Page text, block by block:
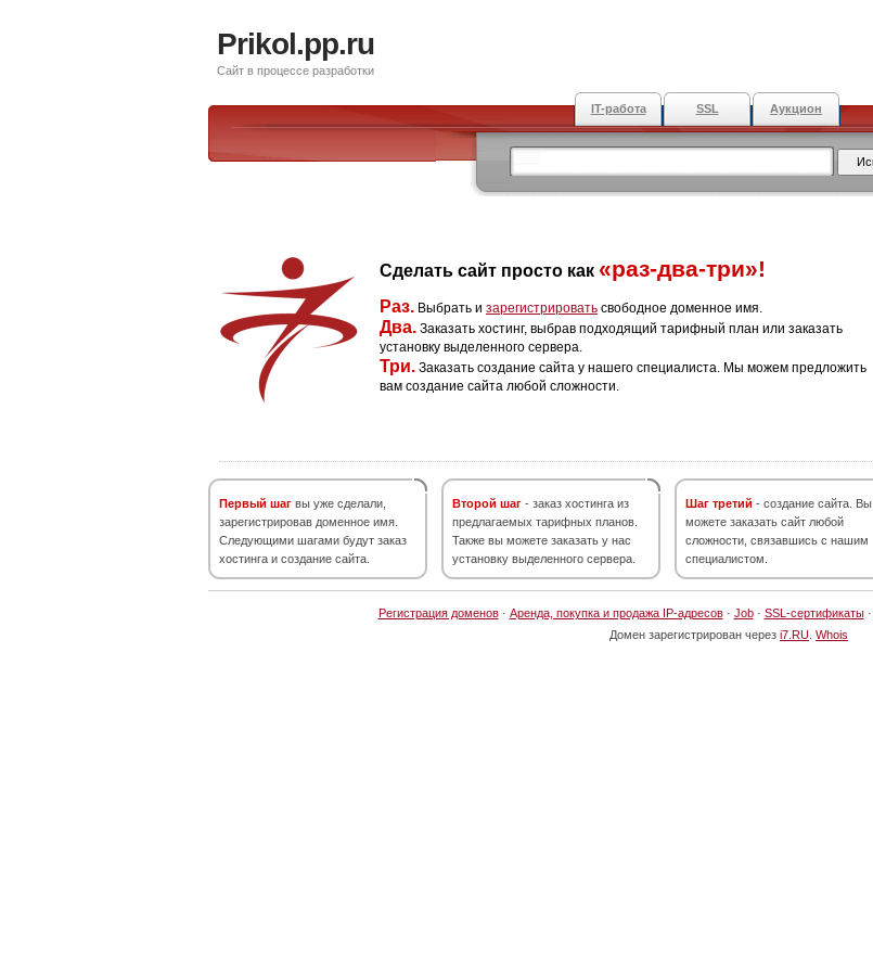
Prikol.pp.ru
Сайт в процессе разработки
IT-работа SSL Аукцион
Сделать сайт просто как «раз-два-три»!
Раз. Выбрать и зарегистрировать свободное доменное имя.
Два. Заказать хостинг, выбрав подходящий тарифный план или заказать
установку выделенного сервера.
Три. Заказать создание сайта у нашего специалиста. Мы можем предложить
вам создание сайта любой сложности.
Первый шаг вы уже сделали,
зарегистрировав доменное имя.
Следующими шагами будут заказ
хостинга и создание сайта.
Второй шаг - заказ хостинга из
предлагаемых тарифных планов.
Также вы можете заказать у нас
установку выделенного сервера.
Шаг третий - создание сайта. Вы
можете заказать сайт любой
сложности, связавшись с нашим
специалистом.
Регистрация доменов· Аренда, покупка и продажа IP-адресов· Job· SSL-сертификаты·
Домен зарегистрирован через i7.RU Whois